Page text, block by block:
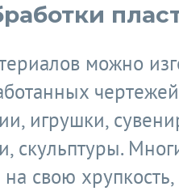
можно
игрушки,
скульптуры.
свою хрупкость,